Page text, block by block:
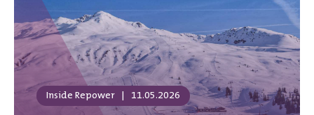
Inside Repower | 11.05.2026